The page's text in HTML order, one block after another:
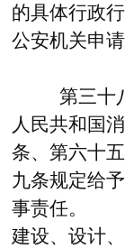
的具体行政
公安机关申
第三十
人民共和国
条、第六十
九条规定给
事责任。
建设、设计